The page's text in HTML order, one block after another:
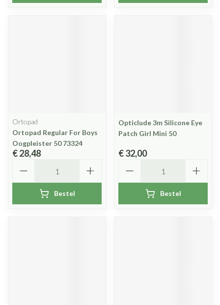
Ortopad
Ortopad Regular For Boys
Oogpleister 50 73324
€ 28,48
Bestel
Opticlude 3m Silicone Eye
Patch Girl Mini 50
€ 32,00
Bestel